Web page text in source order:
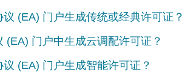
(EA) 门户生成传统或经典许可证？
(EA) 门户中生成云调配许可证？
(EA) 门户生成智能许可证？